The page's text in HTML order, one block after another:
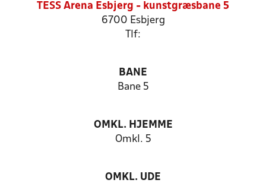
TESS Arena Esbjerg - kunstgræsbane 5
6700 Esbjerg
Tlf:
BANE
Bane 5
OMKL. HJEMME
Omkl. 5
OMKL. UDE